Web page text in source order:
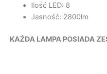
Ilość LED: 8
Jasność: 2800lm
KAŻDA LAMPA POSIADA